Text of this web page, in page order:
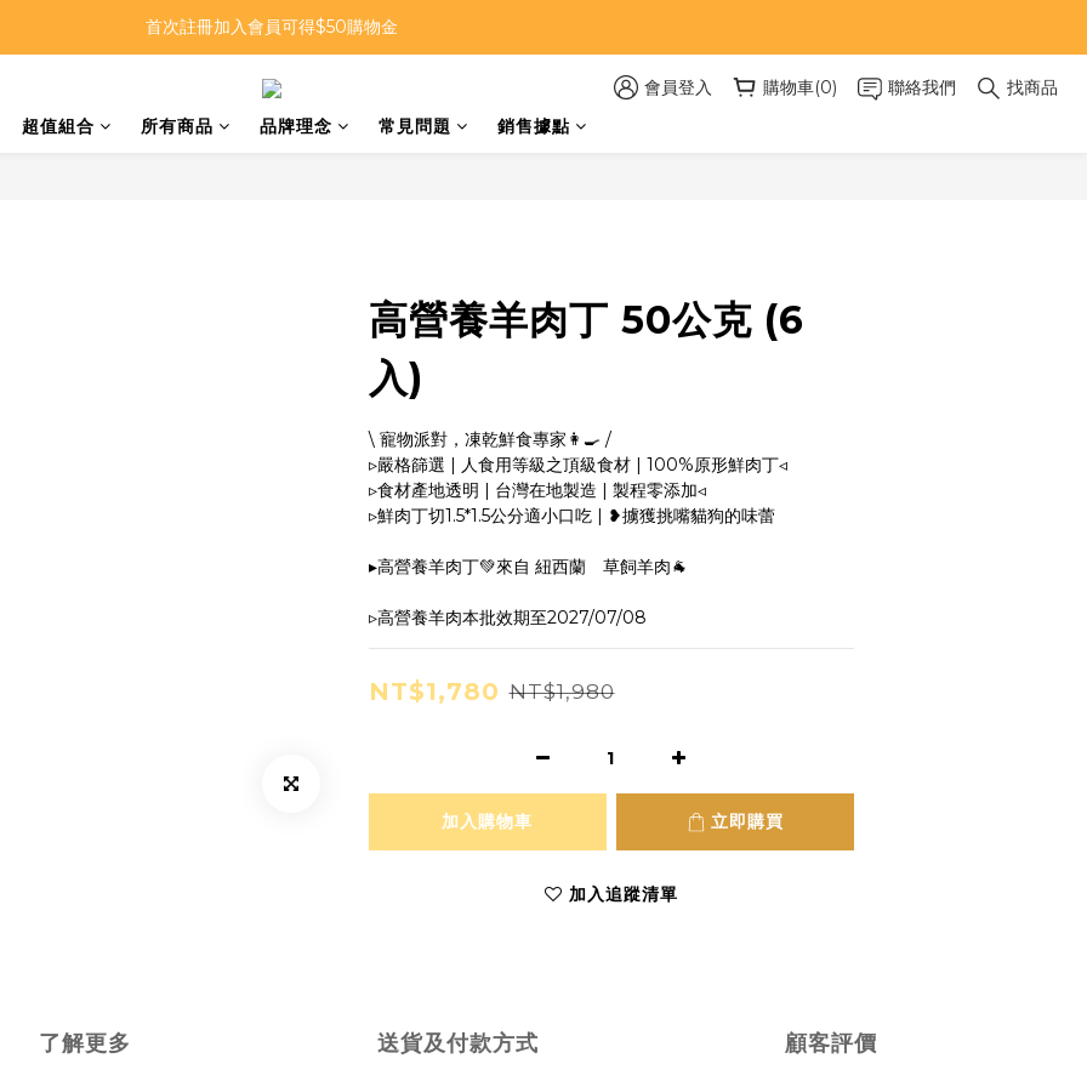
寵物派對 Let's Paw Party | 毛孩的高品質味覺饗宴
首次註冊加入會員可得$50購物金
寵物派對 Let's Paw Party | 毛孩的高品質味覺饗宴 會員登入 購物車(0) 聯絡我們
找商品
超值組合
所有商品 品牌理念 常見問題 銷售據點
高營養羊肉丁 50公克 (6
入)
\ 寵物派對，凍乾鮮食專家👩‍🍳 /
▹嚴格篩選 | 人食用等級之頂級食材 | 100%原形鮮肉丁◃
▹食材產地透明 | 台灣在地製造 | 製程零添加◃
▹鮮肉丁切1.5*1.5公分適小口吃 | ❥擄獲挑嘴貓狗的味蕾
▸高營養羊肉丁💚來自 紐西蘭　草飼羊肉🐐
▹高營養羊肉本批效期至2027/07/08
NT$1,780 NT$1,980
加入購物車 立即購買
加入追蹤清單
了解更多 送貨及付款方式 顧客評價